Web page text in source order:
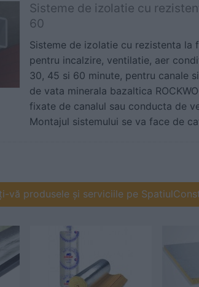
Sisteme de izolatie cu
60
Sisteme de izolatie cu rezistenta la
pentru incalzire, ventilatie, aer
30, 45 si 60 minute, pentru canale
de vata minerala bazaltica
fixate de canalul sau conducta de
Montajul sistemului se va face de
vă produsele și serviciile pe